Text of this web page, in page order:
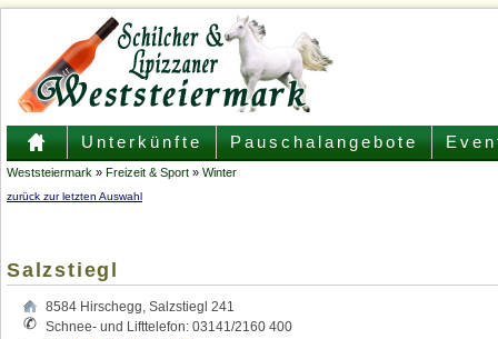
Unterkünfte Pauschalangebote
Weststeiermark » Freizeit & Sport » Winter
zurück zur letzten Auswahl
Salzstiegl
8584 Hirschegg, Salzstiegl 241
Schnee- und Lifttelefon: 03141/2160 400